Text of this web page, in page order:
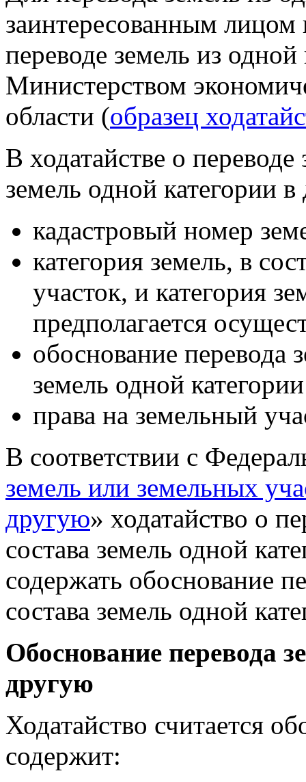
заинтересованным лицом
переводе земель из
Министерством
области (образец
В ходатайстве о
земель одной категории
кадастровый номер
категория земель, в
участок, и категория
предполагается
обоснование перевода
земель одной
права на земельный
В соответствии с
земель или земельных
другую» ходатайство о
состава земель одной
содержать обоснование
состава земель одной
Обоснование перевода
другую
Ходатайство считается
содержит: